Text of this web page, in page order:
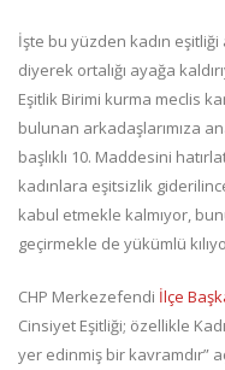
İşte bu yüzden kadın eşitliği
diyerek ortalığı ayağa
Eşitlik Birimi kurma meclis
bulunan arkadaşlarımıza
başlıklı 10. Maddesini
kadınlara eşitsizlik
kabul etmekle kalmıyor,
geçirmekle de yükümlü
CHP Merkezefendi İlçe
Cinsiyet Eşitliği; özellikle
yer edinmiş bir kavramdır”